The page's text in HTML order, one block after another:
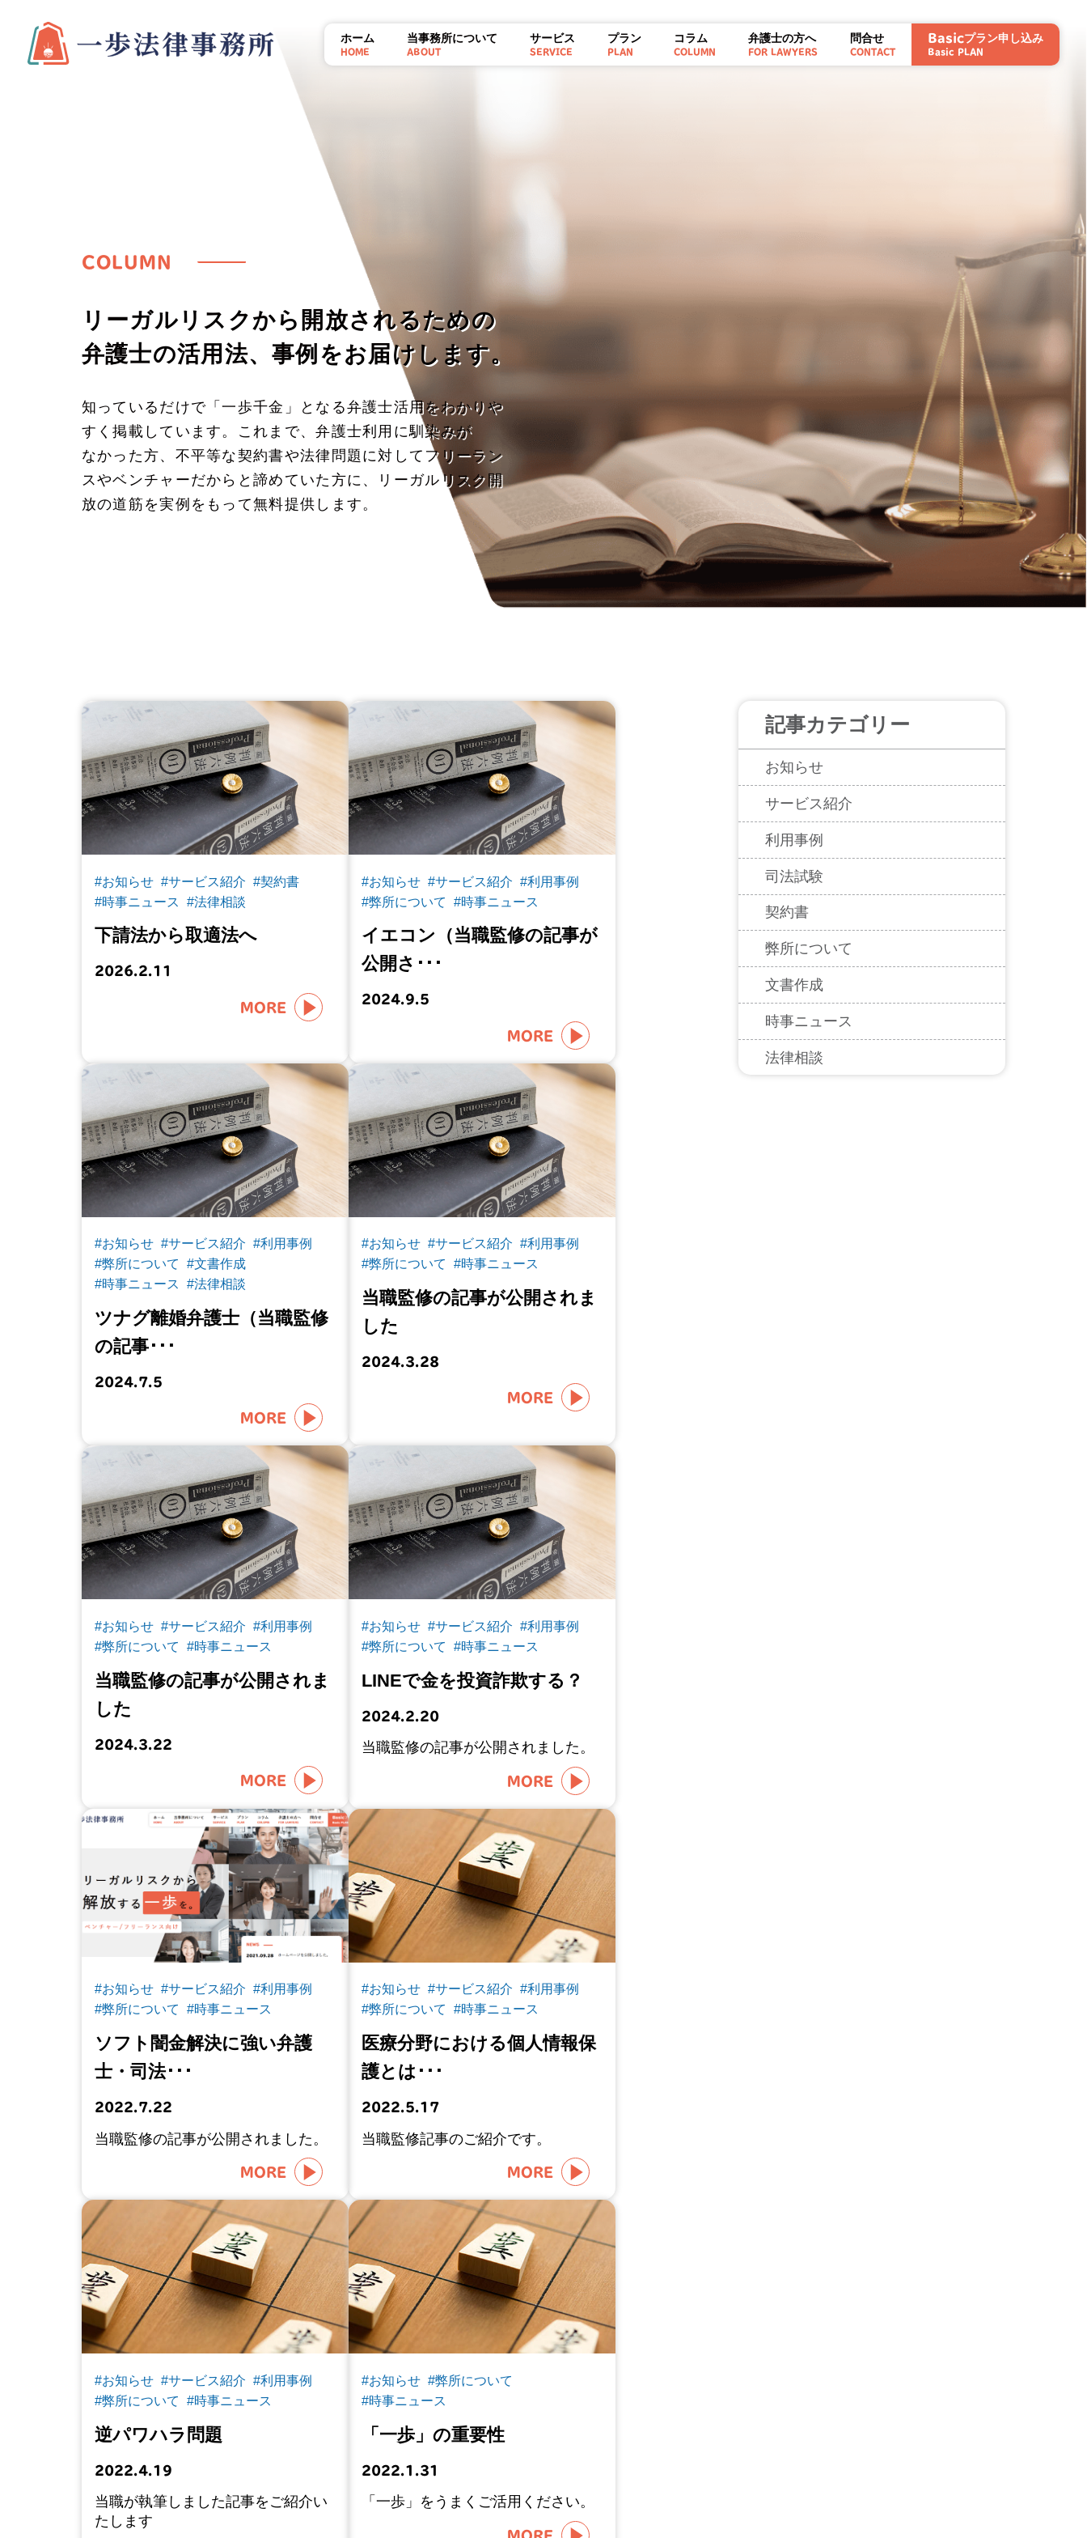
ホーム
HOME
当事務所について
ABOUT
サービス
SERVICE
プラン
PLAN
コラム
COLUMN
弁護士の方へ
FOR LAWYERS
問合せ
CONTACT
Basicプラン申し込み
Basic PLAN
COLUMN
リーガルリスクから開放されるための
弁護士の活用法、事例をお届けします。
知っているだけで「一歩千金」となる弁護士活用をわかりや
すく掲載しています。これまで、弁護士利用に馴染みが
なかった方、不平等な契約書や法律問題に対してフリーラン
スやベンチャーだからと諦めていた方に、リーガルリスク開
放の道筋を実例をもって無料提供します。
#お知らせ #サービス紹介 #契約書
#時事ニュース
#法律相談
下請法から取適法へ
2026.2.11
MORE
#お知らせ #サービス紹介 #利用事例
#弊所について
#時事ニュース
イエコン（当職監修の記事が
公開さ･･･
2024.9.5
MORE
#お知らせ #サービス紹介 #利用事例
#弊所について
#文書作成
#時事ニュース
#法律相談
ツナグ離婚弁護士（当職監修
の記事･･･
2024.7.5
MORE
#お知らせ #サービス紹介 #利用事例
#弊所について
#時事ニュース
当職監修の記事が公開されま
した
2024.3.28
MORE
#お知らせ #サービス紹介 #利用事例
#弊所について
#時事ニュース
当職監修の記事が公開されま
した
2024.3.22
MORE
#お知らせ #サービス紹介 #利用事例
#弊所について
#時事ニュース
LINEで金を投資詐欺する？
2024.2.20
当職監修の記事が公開されました。
MORE
#お知らせ #サービス紹介 #利用事例
#弊所について
#時事ニュース
ソフト闇金解決に強い弁護
士・司法･･･
2022.7.22
当職監修の記事が公開されました。
MORE
#お知らせ #サービス紹介 #利用事例
#弊所について
#時事ニュース
医療分野における個人情報保
護とは･･･
2022.5.17
当職監修記事のご紹介です。
MORE
#お知らせ #サービス紹介 #利用事例
#弊所について
#時事ニュース
逆パワハラ問題
2022.4.19
当職が執筆しました記事をご紹介い
たします
#お知らせ #弊所について
#時事ニュース
「一歩」の重要性
2022.1.31
「一歩」をうまくご活用ください。
MORE
記事カテゴリー
お知らせ
サービス紹介
利用事例
司法試験
契約書
弊所について
文書作成
時事ニュース
法律相談